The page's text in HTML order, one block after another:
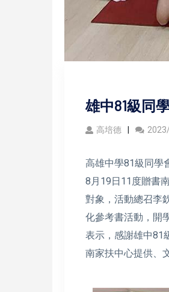
雄中81級同
高培德
高雄中學81級同學
8月19日11度贈書
對象，活動總召李
化參考書活動，開
表示，感謝雄中81
南家扶中心提供、